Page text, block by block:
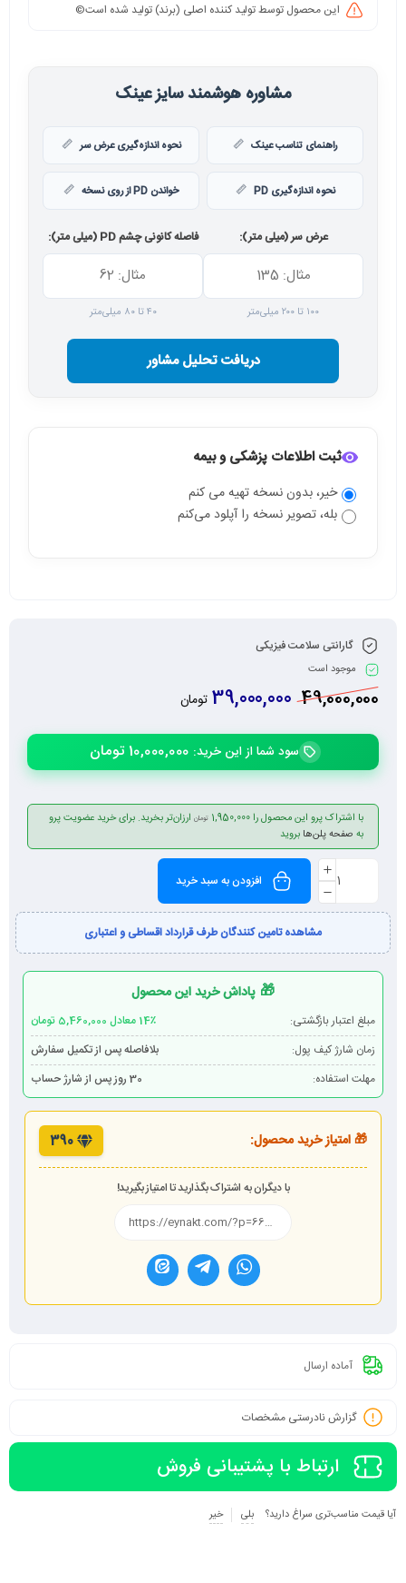
این محصول توسط تولید کننده اصلی (برند) تولید شده است©️
مشاوره هوشمند سایز عینک
راهنمای تناسب عینک نحوه اندازه‌گیری عرض سر
نحوه اندازه‌گیری PD خواندن PD از روی نسخه
عرض سر (میلی متر):
۱۰۰ تا ۲۰۰ میلی‌متر
فاصله کانونی چشم PD (میلی متر):
۴۰ تا ۸۰ میلی‌متر
دریافت تحلیل مشاور
ثبت اطلاعات پزشکی و بیمه
خیر، بدون نسخه تهیه می کنم
بله، تصویر نسخه را آپلود می‌کنم
گارانتی سلامت فیزیکی
موجود است
49,000,000
39,000,000 تومان
سود شما از این خرید: 10,000,000 تومان
با اشتراک پرو این محصول را 1,950,000 تومان ارزان‌تر بخرید. برای خرید عضویت پرو
به صفحه پلن‌ها بروید
افزودن به سبد خرید
مشاهده تامین کنندگان طرف قرارداد اقساطی و اعتباری
🎁 پاداش خرید این محصول
مبلغ اعتبار بازگشتی:
14٪ معادل 5,460,000 تومان
زمان شارژ کیف پول:
بلافاصله پس از تکمیل سفارش
مهلت استفاده:
30 روز پس از شارژ حساب
🎁 امتیاز خرید محصول: 390
با دیگران به اشتراک بگذارید تا امتیاز بگیرید!
آماده ارسال
گزارش نادرستی مشخصات
ارتباط با پشتیبانی فروش
آیا قیمت مناسب‌تری سراغ دارید؟ بلی خیر